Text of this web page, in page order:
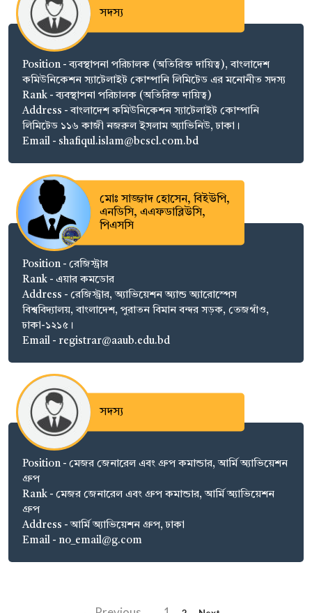
সদস্য
Position - ব্যবস্থাপনা পরিচালক (অতিরিক্ত দায়িত্ব), বাংলাদেশ
কমিউনিকেশন স্যাটেলাইট কোম্পানি লিমিটেড এর মনোনীত সদস্য
Rank - ব্যবস্থাপনা পরিচালক (অতিরিক্ত দায়িত্ব)
Address - বাংলাদেশ কমিউনিকেশন স্যাটেলাইট কোম্পানি
লিমিটেড ১১৬ কাজী নজরুল ইসলাম অ্যাভিনিউ, ঢাকা।
Email - shafiqul.islam@bcscl.com.bd
মোঃ সাজ্জাদ হোসেন, বিইউপি,
এনডিসি, এএফডাব্লিউসি,
পিএসসি
Position - রেজিস্ট্রার
Rank - এয়ার কমডোর
Address - রেজিস্ট্রার, অ্যাভিয়েশন অ্যান্ড অ্যারোস্পেস
বিশ্ববিদ্যালয়, বাংলাদেশ, পুরাতন বিমান বন্দর সড়ক, তেজগাঁও,
ঢাকা-১২১৫।
Email - registrar@aaub.edu.bd
সদস্য
Position - মেজর জেনারেল এবং গ্রুপ কমান্ডার, আর্মি অ্যাভিয়েশন
গ্রুপ
Rank - মেজর জেনারেল এবং গ্রুপ কমান্ডার, আর্মি অ্যাভিয়েশন
গ্রুপ
Address - আর্মি অ্যাভিয়েশন গ্রুপ, ঢাকা
Email - no_email@g.com